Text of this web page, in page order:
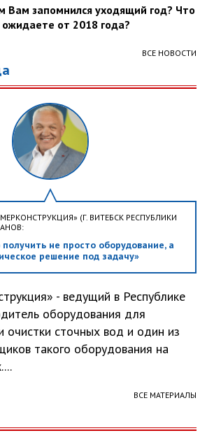
Вам запомнился уходящий год? Что
от 2018 года?
ВСЕ НОВОСТИ
(Г. ВИТЕБСК РЕСПУБЛИКИ
не просто оборудование, а
решение под задачу»
- ведущий в Республике
оборудования для
очистки сточных вод и один из
такого оборудования на
ВСЕ МАТЕРИАЛЫ